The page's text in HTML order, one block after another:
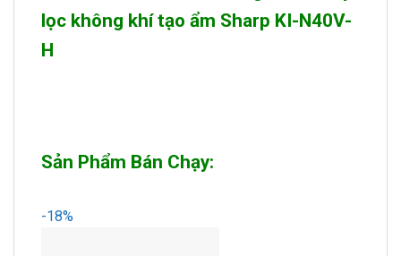
lọc không khí tạo ẩm Sharp KI-N40V-
H
Sản Phẩm Bán Chạy:
-18%